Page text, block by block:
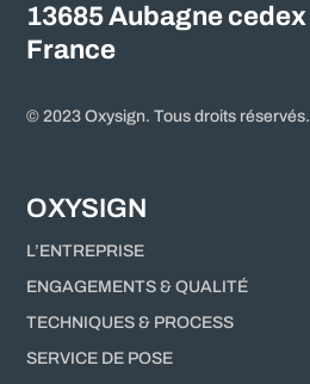
13685 Aubagne cedex
France
© 2023 Oxysign. Tous droits réservés.
OXYSIGN
L’ENTREPRISE
ENGAGEMENTS & QUALITÉ
TECHNIQUES & PROCESS
SERVICE DE POSE